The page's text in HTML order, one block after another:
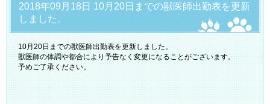
2018年09月18日 10月20日までの獣医師出勤表を更新
しました。
10月20日までの獣医師出勤表を更新しました。
獣医師の体調や都合により予告なく変更になることがございます。
予めご了承ください。